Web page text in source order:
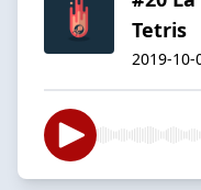
Tetris
2019-10-